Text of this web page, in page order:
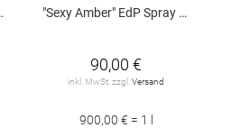
"Sexy Amber" EdP Spray 100 ml
90,00 €
inkl. MwSt. zzgl. Versand
900,00 € = 1 l